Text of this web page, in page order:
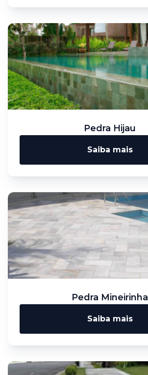
Pedra Hijau
Saiba mais
Pedra Mineirinha
Saiba mais